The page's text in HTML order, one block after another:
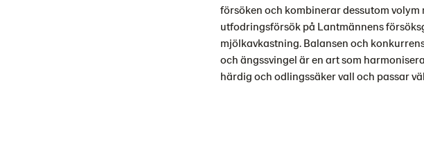
försöken och kombinerar dessutom
utfodringsförsök på Lantmännens
mjölkavkastning. Balansen och
och ängssvingel är en art som
härdig och odlingssäker vall och passar